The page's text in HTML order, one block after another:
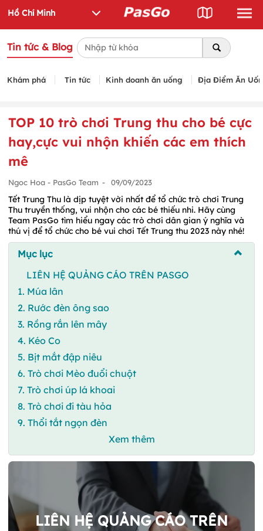
Tin tức & Blog
Khám phá Tin tức Kinh doanh ăn uống Địa Điểm Ăn
TOP 10 trò chơi Trung thu cho bé cực
hay,cực vui nhộn khiến các em thích
mê
Ngoc Hoa - PasGo Team - 09/09/2023
Tết Trung Thu là dịp tuyệt vời nhất để tổ chức trò chơi Trung
Thu truyền thống, vui nhộn cho các bé thiếu nhi. Hãy cùng
Team PasGo tìm hiểu ngay các trò chơi dân gian ý nghĩa và
thú vị để tổ chức cho bé vui chơi Tết Trung thu 2023 này nhé!
Mục lục
LIÊN HỆ QUẢNG CÁO TRÊN PASGO
1. Múa lân
2. Rước đèn ông sao
3. Rồng rắn lên mây
4. Kéo Co
5. Bịt mắt đập niêu
6. Trò chơi Mèo đuổi chuột
7. Trò chơi úp lá khoai
8. Trò chơi đi tàu hỏa
9. Thổi tắt ngọn đèn
Xem thêm
LIÊN HỆ QUẢNG CÁO TRÊN